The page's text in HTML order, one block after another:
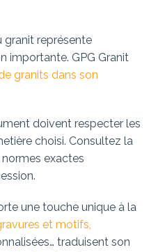
granit représente
importante. GPG Granit
granits dans son
doivent respecter les
choisi. Consultez la
exactes
une touche unique à la
et motifs,
traduisent son